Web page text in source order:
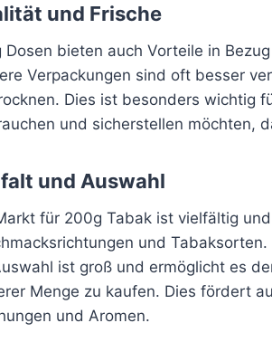
und Frische
Dosen bieten auch Vorteile in
Verpackungen sind oft besser
Dies ist besonders wichtig
und sicherstellen möchten,
und Auswahl
für 200g Tabak ist vielfältig
und
ist groß und ermöglicht es
Menge zu kaufen. Dies fördert
und Aromen.